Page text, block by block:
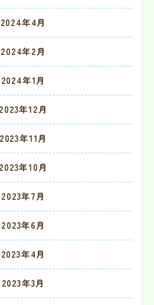
2024年4月
2024年2月
2024年1月
2023年12月
2023年11月
2023年10月
2023年7月
2023年6月
2023年4月
2023年3月